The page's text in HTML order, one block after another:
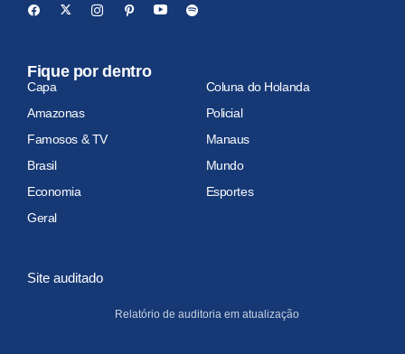
Fique por dentro
Capa
Coluna do Holanda
Amazonas
Policial
Famosos & TV
Manaus
Brasil
Mundo
Economia
Esportes
Geral
Site auditado
Relatório de auditoria em atualização